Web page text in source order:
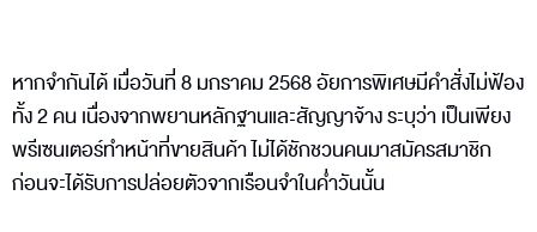
หากจำกันได้ เมื่อวันที่ 8 มกราคม 2568 อัยการพิเศษมีคำสั่งไม่ฟ้อง
ทั้ง 2 คน เนื่องจากพยานหลักฐานและสัญญาจ้าง ระบุว่า เป็นเพียง
พรีเซนเตอร์ทำหน้าที่ขายสินค้า ไม่ได้ชักชวนคนมาสมัครสมาชิก
ก่อนจะได้รับการปล่อยตัวจากเรือนจำในค่ำวันนั้น